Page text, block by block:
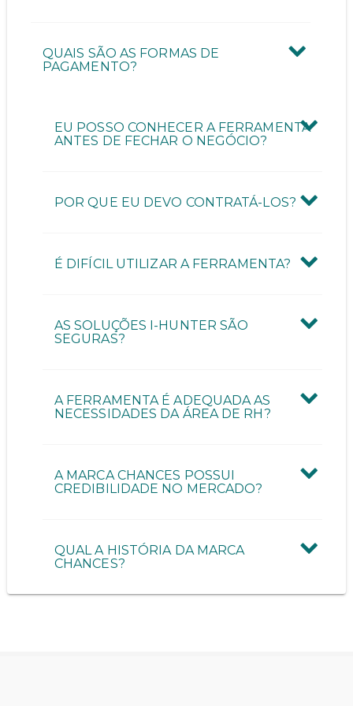
QUAIS SÃO AS FORMAS DE
PAGAMENTO?
EU POSSO CONHECER A FERRAMENTA
ANTES DE FECHAR O NEGÓCIO?
POR QUE EU DEVO CONTRATÁ-LOS?
É DIFÍCIL UTILIZAR A FERRAMENTA?
AS SOLUÇÕES I-HUNTER SÃO
SEGURAS?
A FERRAMENTA É ADEQUADA AS
NECESSIDADES DA ÁREA DE RH?
A MARCA CHANCES POSSUI
CREDIBILIDADE NO MERCADO?
QUAL A HISTÓRIA DA MARCA
CHANCES?